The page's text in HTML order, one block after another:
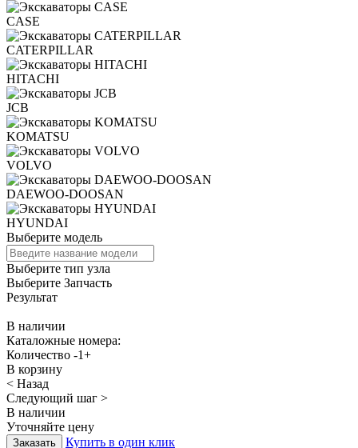
CASE
CATERPILLAR
HITACHI
JCB
KOMATSU
VOLVO
DAEWOO-DOOSAN
HYUNDAI
Выберите модель
Выберите тип узла
Выберите Запчасть
Результат
В наличии
Каталожные номера:
Количество -1+
В корзину
< Назад
Следующий шаг >
В наличии
Уточняйте цену
Купить в один клик